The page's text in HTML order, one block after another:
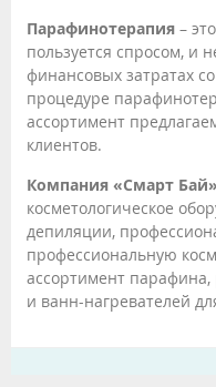
Парафинотерапия –
пользуется спросом, и
финансовых затратах
процедуре
ассортимент
клиентов.
Компания «Смарт Бай»
косметологическое
депиляции,
профессиональную
ассортимент парафина,
и ванн-нагревателей